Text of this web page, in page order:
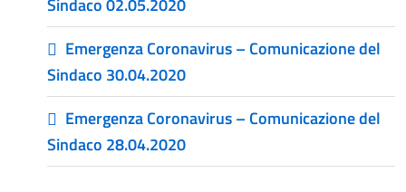
Sindaco 02.05.2020
Emergenza Coronavirus – Comunicazione del
Sindaco 30.04.2020
Emergenza Coronavirus – Comunicazione del
Sindaco 28.04.2020